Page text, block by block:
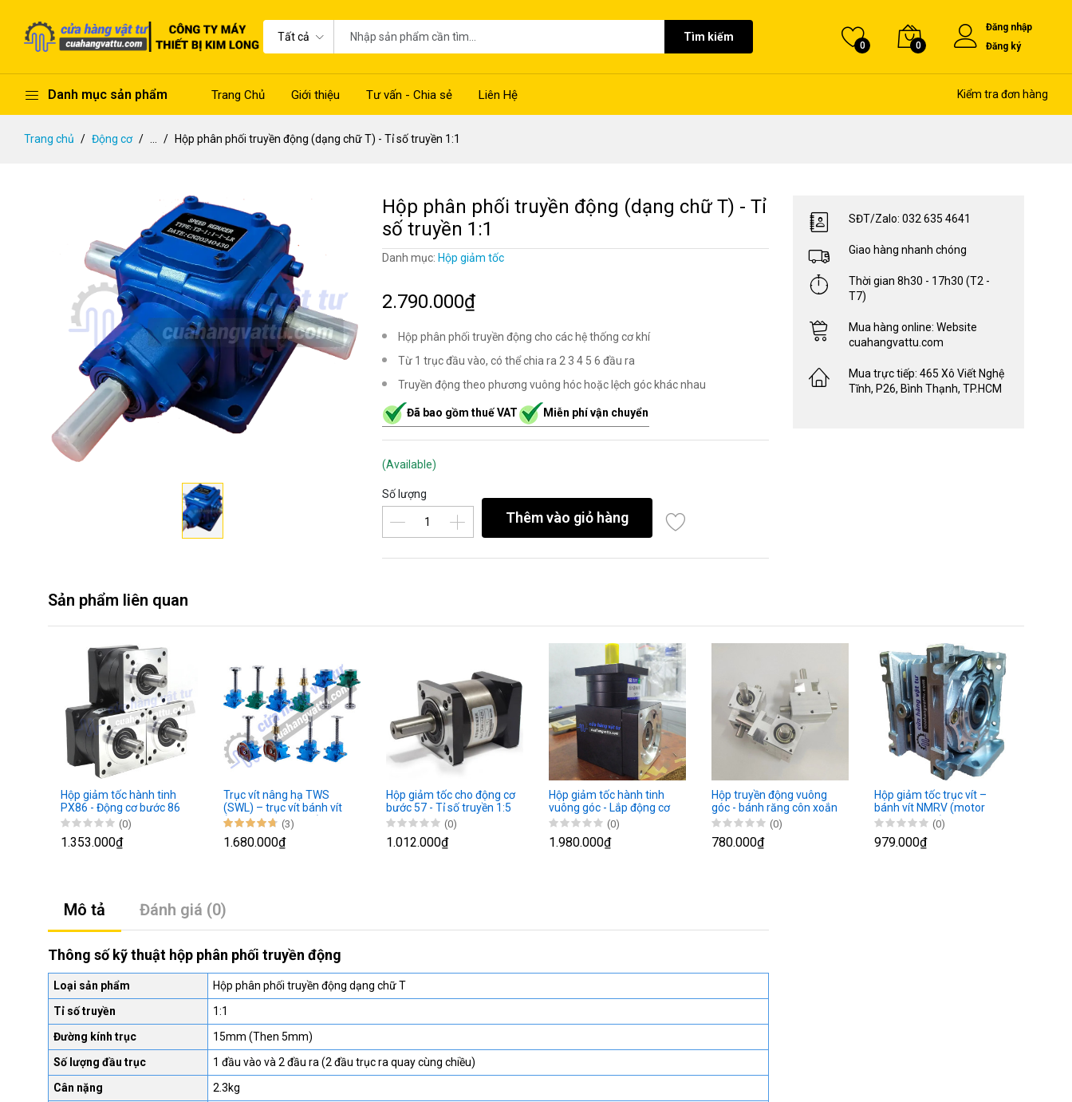
Tất cả Tìm kiếm
0 0
Đăng nhập
Đăng ký
Danh mục sản phẩm Trang Chủ Giới thiệu Tư vấn - Chia sẻ Liên Hệ Kiểm tra đơn hàng
Trang chủ Động cơ Hộp phân phối truyền động (dạng chữ T) - Tỉ số truyền 1:1
Hộp phân phối truyền động (dạng chữ T) - Tỉ
số truyền 1:1
Danh mục: Hộp giảm tốc
2.790.000₫
Hộp phân phối truyền động cho các hệ thống cơ khí
Từ 1 trục đầu vào, có thể chia ra 2 3 4 5 6 đầu ra
Truyền động theo phương vuông hóc hoặc lệch góc khác nhau
Đã bao gồm thuế VAT Miễn phí vận chuyển
(Available)
Số lượng
Thêm vào giỏ hàng
SĐT/Zalo: 032 635 4641
Giao hàng nhanh chóng
Thời gian 8h30 - 17h30 (T2 -
T7)
Mua hàng online: Website
cuahangvattu.com
Mua trực tiếp: 465 Xô Viết Nghệ
Tĩnh, P26, Bình Thạnh, TP.HCM
Sản phẩm liên quan
Hộp giảm tốc hành tinh
PX86 - Động cơ bước 86
(0)
1.353.000₫
Trục vít nâng hạ TWS
(SWL) – trục vít bánh vít
(Tay quay, động cơ)
(3)
1.680.000₫
Hộp giảm tốc cho động cơ
bước 57 - Tỉ số truyền 1:5
1:10 1:20
(0)
1.012.000₫
Hộp giảm tốc hành tinh
vuông góc - Lắp động cơ
bước
(0)
1.980.000₫
Hộp truyền động vuông
góc - bánh răng côn xoắn
(0)
780.000₫
Hộp giảm tốc trục vít –
bánh vít NMRV (motor
bước 57 – 86)
(0)
979.000₫
Mô tả Đánh giá (0)
Thông số kỹ thuật hộp phân phối truyền động
Loại sản phẩm
Hộp phân phối truyền động dạng chữ T
Tỉ số truyền
1:1
Đường kính trục
15mm (Then 5mm)
Số lượng đầu trục
1 đầu vào và 2 đầu ra (2 đầu trục ra quay cùng chiều)
Cân nặng
2.3kg